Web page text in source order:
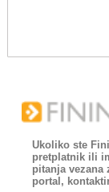
Ukoliko ste
pretplatnik ili
pitanja vezana
portal,